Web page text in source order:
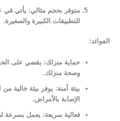
متوفر بحجم مثالي:
للتطبيقات الكبيرة والصغيرة.
الفوائد:
حماية منزلك: يقضي على
وصحة منزلك.
بيئة آمنة: يوفر بيئة خالية
الإصابة بالأمراض.
فعالية سريعة: يعمل بسرعة